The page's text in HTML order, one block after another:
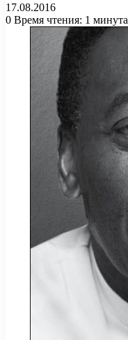
17.08.2016
0 Время чтения: 1 минута